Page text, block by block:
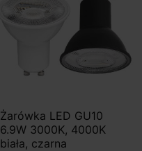
Żarówka LED GU10
6.9W 3000K, 4000K
biała, czarna